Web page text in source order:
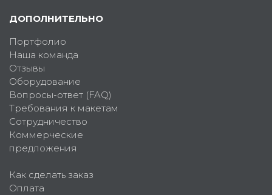
ДОПОЛНИТЕЛЬНО
Портфолио
Наша команда
Отзывы
Оборудование
Вопросы-ответ (FAQ)
Требования к макетам
Сотрудничество
Коммерческие
предложения
Как сделать заказ
Оплата